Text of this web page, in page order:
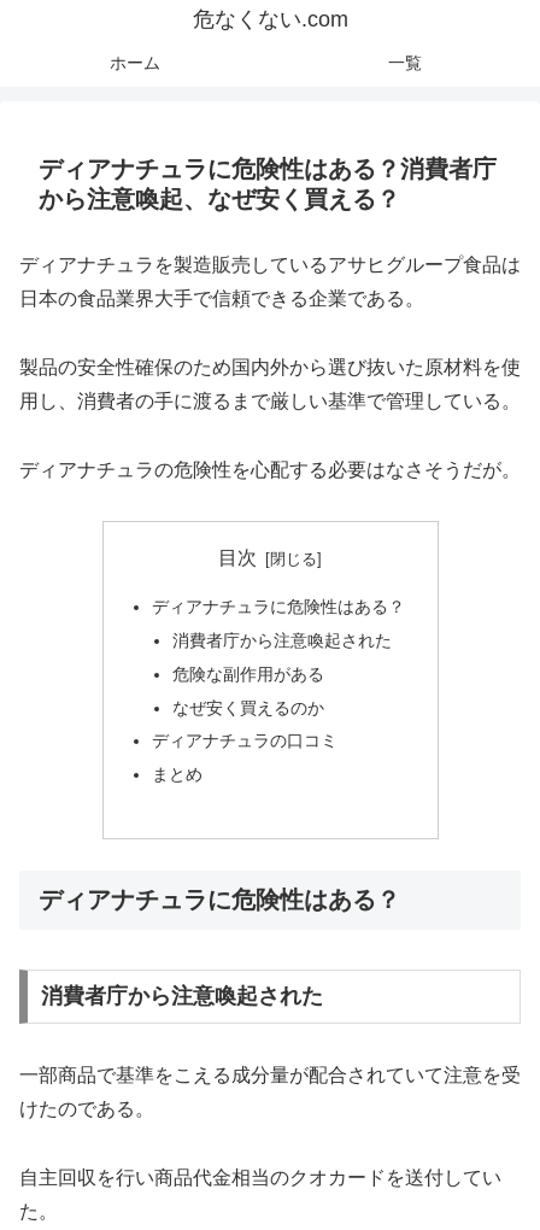
危なくない.com
ホーム 一覧
ディアナチュラに危険性はある？消費者庁
から注意喚起、なぜ安く買える？
ディアナチュラを製造販売しているアサヒグループ食品は
日本の食品業界大手で信頼できる企業である。
製品の安全性確保のため国内外から選び抜いた原材料を使
用し、消費者の手に渡るまで厳しい基準で管理している。
ディアナチュラの危険性を心配する必要はなさそうだが。
目次
ディアナチュラに危険性はある？
消費者庁から注意喚起された
危険な副作用がある
なぜ安く買えるのか
ディアナチュラの口コミ
まとめ
ディアナチュラに危険性はある？
消費者庁から注意喚起された
一部商品で基準をこえる成分量が配合されていて注意を受
けたのである。
自主回収を行い商品代金相当のクオカードを送付してい
た。